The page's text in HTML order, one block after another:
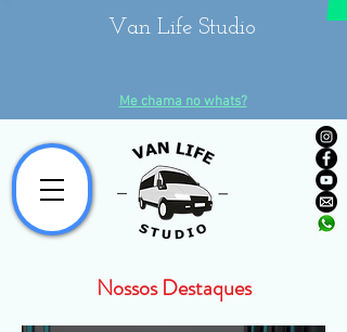
Van Life Studio
Me chama no whats?
Nossos Destaques